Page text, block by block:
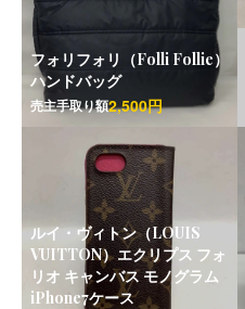
フォリフォリ（Folli Follie）
ハンドバッグ
売主手取り額2,500円
ルイ・ヴィトン（LOUIS
VUITTON）エクリプス フォ
リオ キャンバス モノグラム
iPhone7ケース